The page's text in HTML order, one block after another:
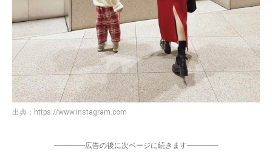
出典： https://www.instagram.com
-----------------広告の後に次ページに続きます-----------------